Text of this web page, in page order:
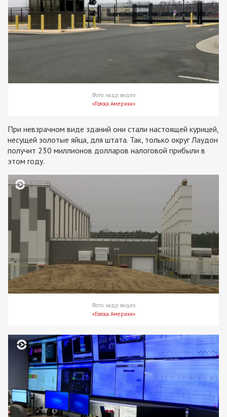
Фото: кадр видео
«Голоса Америки»
При невзрачном виде зданий они стали настоящей курицей,
несущей золотые яйца, для штата. Так, только округ Лаудон
получит 230 миллионов долларов налоговой прибыли в
этом году.
Фото: кадр видео
«Голоса Америки»